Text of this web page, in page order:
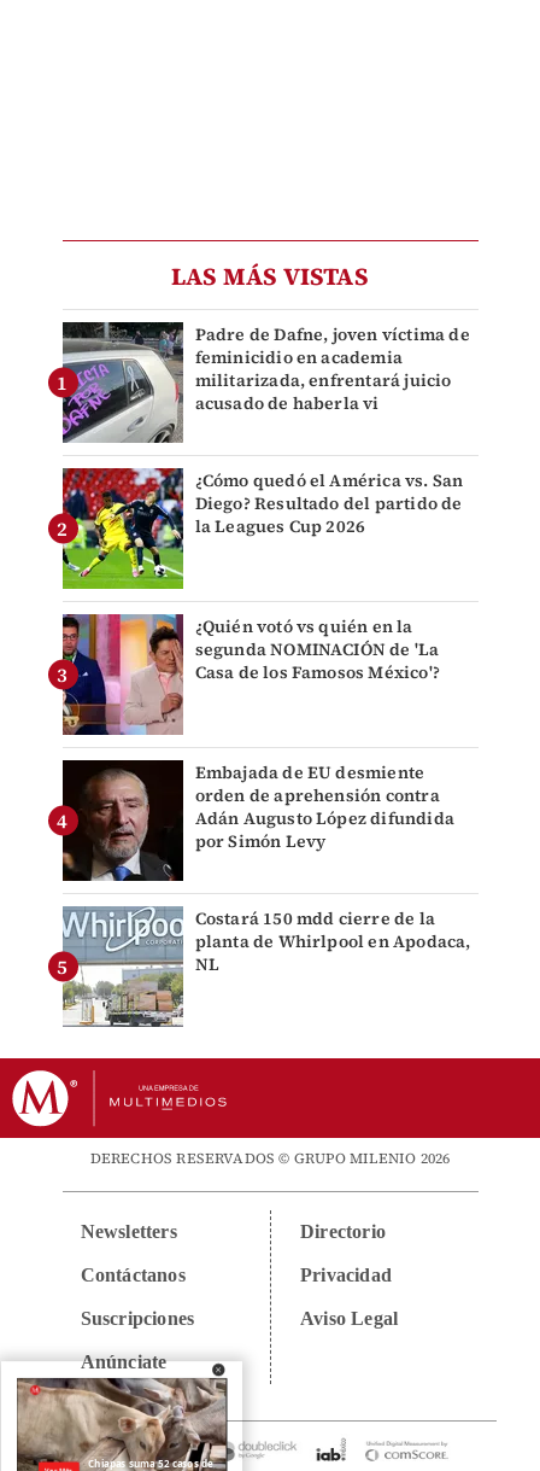
LAS MÁS VISTAS
Padre de Dafne, joven víctima de
feminicidio en academia
militarizada, enfrentará juicio
acusado de haberla vi
¿Cómo quedó el América vs. San
Diego? Resultado del partido de
la Leagues Cup 2026
¿Quién votó vs quién en la
segunda NOMINACIÓN de 'La
Casa de los Famosos México'?
Embajada de EU desmiente
orden de aprehensión contra
Adán Augusto López difundida
por Simón Levy
Costará 150 mdd cierre de la
planta de Whirlpool en Apodaca,
NL
DERECHOS RESERVADOS © GRUPO MILENIO 2026
Newsletters
Contáctanos
Suscripciones
Anúnciate
Directorio
Privacidad
Aviso Legal